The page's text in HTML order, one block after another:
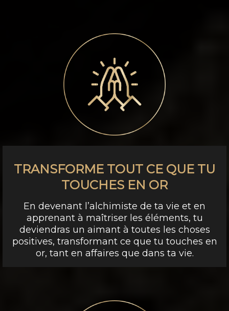
TRANSFORME TOUT CE QUE TU
TOUCHES EN OR
En devenant l’alchimiste de ta vie et en
apprenant à maîtriser les éléments, tu
deviendras un aimant à toutes les choses
positives, transformant ce que tu touches en
or, tant en affaires que dans ta vie.